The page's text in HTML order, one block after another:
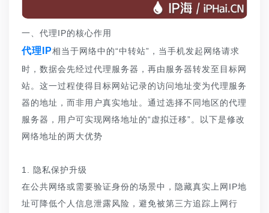
一、代理IP的核心作用
代理IP相当于网络中的“中转站”，当手机发起网络请求
时，数据会先经过代理服务器，再由服务器转发至目标网
站。这一过程使得目标网站记录的访问地址变为代理服务
器的地址，而非用户真实地址。通过选择不同地区的代理
服务器，用户可实现网络地址的“虚拟迁移”。以下是修改
网络地址的两大优势
1. 隐私保护升级
在公共网络或需要验证身份的场景中，隐藏真实上网IP地
址可降低个人信息泄露风险，避免被第三方追踪上网行